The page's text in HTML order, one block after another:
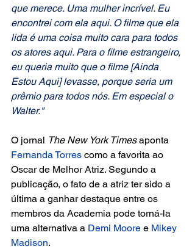
que merece. Uma mulher incrível. Eu
encontrei com ela aqui. O filme que ela
lida é uma coisa muito cara para todos
os atores aqui. Para o filme estrangeiro,
eu queria muito que o filme [Ainda
Estou Aqui] levasse, porque seria um
prêmio para todos nós. Em especial o
Walter."
O jornal The New York Times aponta
Fernanda Torres como a favorita ao
Oscar de Melhor Atriz. Segundo a
publicação, o fato de a atriz ter sido a
última a ganhar destaque entre os
membros da Academia pode torná-la
uma alternativa a Demi Moore e Mikey
Madison.